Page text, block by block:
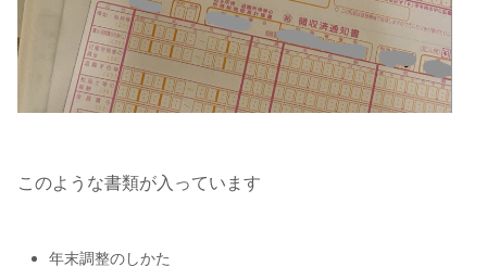
このような書類が入っています
年末調整のしかた